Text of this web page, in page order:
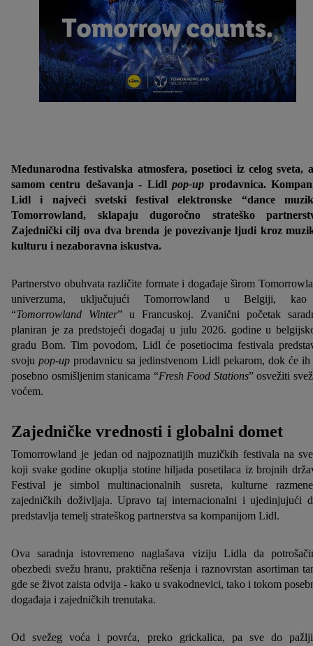
Međunarodna festivalska atmosfera, posetioci iz celog sveta,
samom centru dešavanja - Lidlpop-up prodavnica.
Lidl i najveći svetski festival elektronske “dance
Tomorrowland, sklapaju dugoročno strateško
Zajednički cilj ova dva brenda je povezivanje ljudi kroz
kulturu i nezaboravna iskustva.
Partnerstvo obuhvata različite formate i događaje širom
univerzuma, uključujući Tomorrowland u Belgiji,
“Tomorrowland Winter” u Francuskoj. Zvanični početak
planiran je za predstojeći događaj u julu 2026. godine u
gradu Bom. Tim povodom, Lidl će posetiocima festivala
svojupop-up prodavnicu sa jedinstvenom Lidl pekarom, dok će ih
posebno osmišljenim stanicama “Fresh Food Stations” osvežiti
voćem.
Zajedničke vrednosti i globalni domet
Tomorrowland je jedan od najpoznatijih muzičkih festivala na
koji svake godine okuplja stotine hiljada posetilaca iz brojnih
Festival je simbol multinacionalnih susreta, kulturne
zajedničkih doživljaja. Upravo taj internacionalni i ujedinjujući
predstavlja temelj strateškog partnerstva sa kompanijom Lidl.
Ova saradnja istovremeno naglašava viziju Lidla da
obezbedi svežu hranu, praktična rešenja i raznovrstan asortiman
gde se život zaista odvija - kako u svakodnevici, tako i tokom
događaja i zajedničkih trenutaka.
Od svežeg voća i povrća, preko grickalica, pa sve do